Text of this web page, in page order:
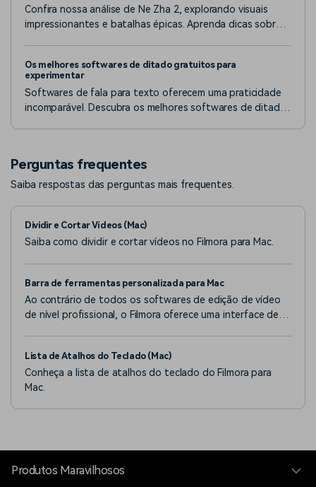
Confira nossa análise de Ne Zha 2, explorando visuais
impressionantes e batalhas épicas. Aprenda dicas sobre
Os melhores softwares de ditado gratuitos para
experimentar
Softwares de fala para texto oferecem uma praticidade
incomparável. Descubra os melhores softwares de ditado
Perguntas frequentes
Saiba respostas das perguntas mais frequentes.
Dividir e Cortar Vídeos (Mac)
Saiba como dividir e cortar vídeos no Filmora para Mac.
Barra de ferramentas personalizada para Mac
Ao contrário de todos os softwares de edição de vídeo
de nível profissional, o Filmora oferece uma interface de
Lista de Atalhos do Teclado (Mac)
Conheça a lista de atalhos do teclado do Filmora para
Mac.
Produtos Maravilhosos